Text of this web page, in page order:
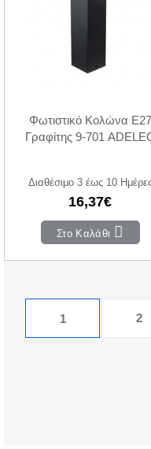
Φωτιστικό Κολώνα E27
Γραφίτης 9-701
Διαθέσιμο 3 έως 10
16,37€
Στο Καλάθι
1 2